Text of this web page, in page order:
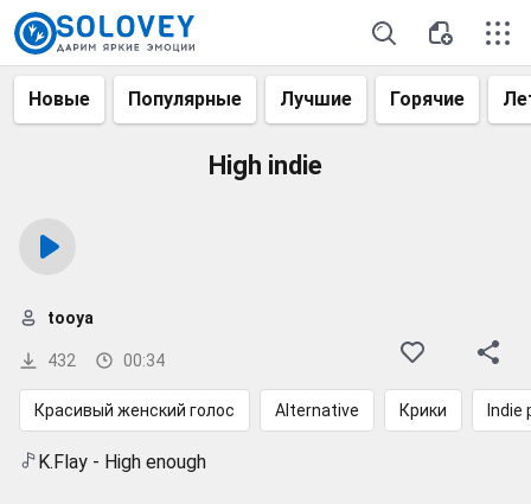
Новые Популярные Лучшие Горячие
High indie
432 00:34
tooya
Красивый женский голос Alternative Крики Indie
K.Flay - High enough